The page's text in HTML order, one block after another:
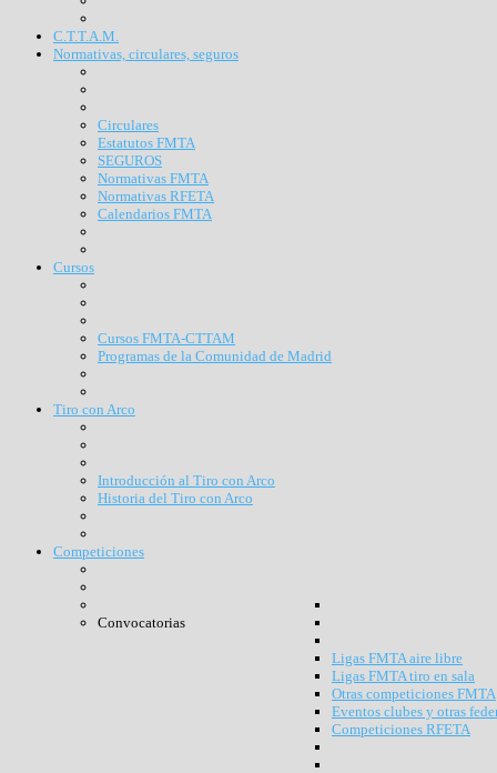
C.T.T.A.M.
Normativas, circulares, seguros
Circulares
Estatutos FMTA
SEGUROS
Normativas FMTA
Normativas RFETA
Calendarios FMTA
Cursos
Cursos FMTA-CTTAM
Programas de la Comunidad de Madrid
Tiro con Arco
Introducción al Tiro con Arco
Historia del Tiro con Arco
Competiciones
Convocatorias
Ligas FMTA aire libre
Ligas FMTA tiro en sala
Otras competiciones FMTA
Eventos clubes y otras
Competiciones RFETA